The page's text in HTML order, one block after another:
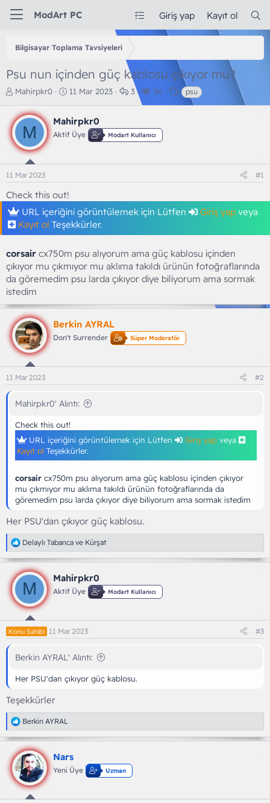
ModArt PC Giriş yap Kayıt ol
Bilgisayar Toplama Tavsiyeleri
Psu nun içinden güç kablosu çıkıyor mu?
K
n
b
u
y
b
a
l
a
t
Mahirpkr0
B
l
a
ı
a
r
i
11 Mar 2023
C
p
l
r
3
G
n
t
l
e
2K
E
e
psu
M
Mahirpkr0
Aktif Üye Modart Kullanıcı
11 Mar 2023 #1
Check this out!
URL içeriğini görüntülemek için Lütfen
Giriş yap veya
Kayıt ol Teşekkürler.
corsair cx750m psu alıyorum ama güç kablosu içinden
çıkıyor mu çıkmıyor mu aklıma takıldı ürünün fotoğraflarında
da göremedim psu larda çıkıyor diye biliyorum ama sormak
istedim
Berkin AYRAL
Don't Surrender Süper Moderatör
11 Mar 2023 #2
Mahirpkr0' Alıntı:
Check this out!
URL içeriğini görüntülemek için Lütfen
Giriş yap veya
Kayıt ol Teşekkürler.
corsair cx750m psu alıyorum ama güç kablosu içinden çıkıyor
mu çıkmıyor mu aklıma takıldı ürünün fotoğraflarında da
göremedim psu larda çıkıyor diye biliyorum ama sormak istedim
Her PSU'dan çıkıyor güç kablosu.
T
e
p
k
i
e
r
:
Delaylı Tabanca ve Kürşat
M
Mahirpkr0
Aktif Üye Modart Kullanıcı
Konu Sahibi 11 Mar 2023 #3
Berkin AYRAL' Alıntı:
Her PSU'dan çıkıyor güç kablosu.
Teşekkürler
T
e
p
k
i
l
e
r
:
Berkin AYRAL
Nars
Yeni Üye Uzman